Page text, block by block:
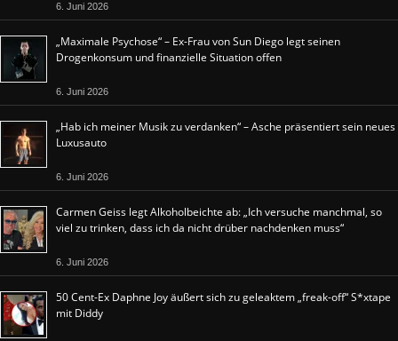
6. Juni 2026
„Maximale Psychose“ – Ex-Frau von Sun Diego legt seinen
Drogenkonsum und finanzielle Situation offen
6. Juni 2026
„Hab ich meiner Musik zu verdanken“ – Asche präsentiert sein neues
Luxusauto
6. Juni 2026
Carmen Geiss legt Alkoholbeichte ab: „Ich versuche manchmal, so
viel zu trinken, dass ich da nicht drüber nachdenken muss“
6. Juni 2026
50 Cent-Ex Daphne Joy äußert sich zu geleaktem „freak-off“ S*xtape
mit Diddy